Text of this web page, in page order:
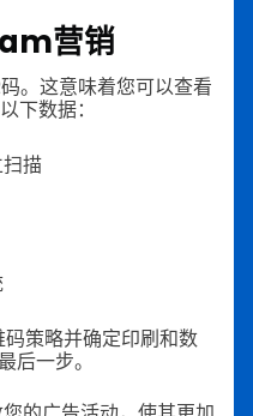
营销
。这意味着您可以查看
下数据：
描
策略并确定印刷和数
后一步。